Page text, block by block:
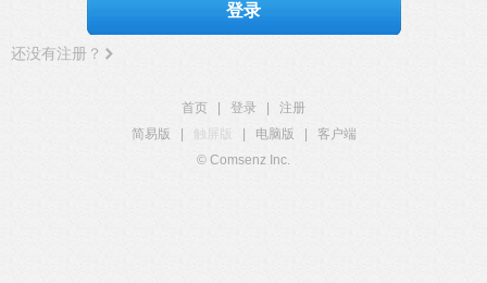
登录
还没有注册？
首页 登录
注册
简易版
触屏版 电脑版
客户端
© Comsenz Inc.